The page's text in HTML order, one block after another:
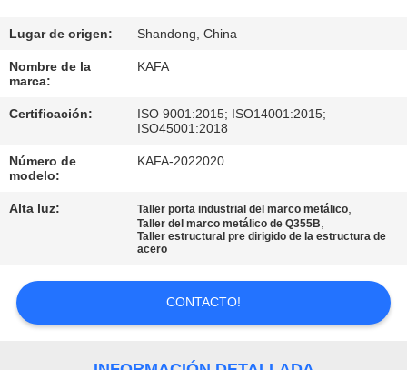
NOSOTROS
RECORRIDO
POR
LA
FÁBRICA
CALIDAD
CONTACTA
Lugar de origen: Shandong, China
Nombre de la
marca:
KAFA
Certificación:
ISO 9001:2015; ISO14001:2015;
ISO45001:2018
Número de
modelo:
KAFA-2022020
Alta luz: Taller porta industrial del marco metálico,
Taller del marco metálico de Q355B,
Taller estructural pre dirigido de la estructura de
acero
CONTACTO!